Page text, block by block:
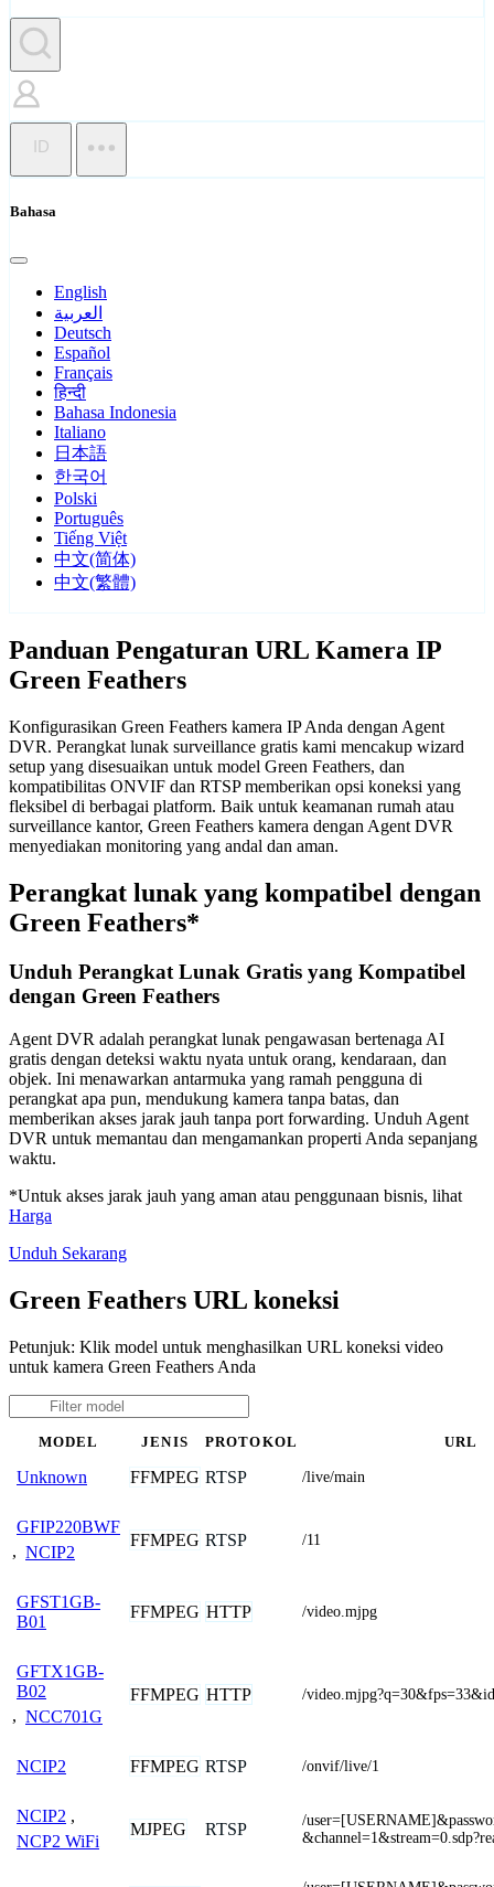
ID
Bahasa
English
العربية
Deutsch
Español
Français
हिन्दी
Bahasa Indonesia
Italiano
日本語
한국어
Polski
Português
Tiếng Việt
中文(简体)
中文(繁體)
Panduan Pengaturan URL Kamera IP
Green Feathers
Konfigurasikan Green Feathers kamera IP Anda dengan Agent
DVR. Perangkat lunak surveillance gratis kami mencakup wizard
setup yang disesuaikan untuk model Green Feathers, dan
kompatibilitas ONVIF dan RTSP memberikan opsi koneksi yang
fleksibel di berbagai platform. Baik untuk keamanan rumah atau
surveillance kantor, Green Feathers kamera dengan Agent DVR
menyediakan monitoring yang andal dan aman.
Perangkat lunak yang kompatibel dengan
Green Feathers*
Unduh Perangkat Lunak Gratis yang Kompatibel
dengan Green Feathers
Agent DVR adalah perangkat lunak pengawasan bertenaga AI
gratis dengan deteksi waktu nyata untuk orang, kendaraan, dan
objek. Ini menawarkan antarmuka yang ramah pengguna di
perangkat apa pun, mendukung kamera tanpa batas, dan
memberikan akses jarak jauh tanpa port forwarding. Unduh Agent
DVR untuk memantau dan mengamankan properti Anda sepanjang
waktu.
*Untuk akses jarak jauh yang aman atau penggunaan bisnis, lihat
Harga
Unduh Sekarang
Green Feathers URL koneksi
Petunjuk: Klik model untuk menghasilkan URL koneksi video
untuk kamera Green Feathers Anda
MODEL JENIS PROTOKOL URL
Unknown FFMPEG RTSP /live/main
GFIP220BWF
, NCIP2
FFMPEG RTSP /11
GFST1GB-
B01
FFMPEG HTTP /video.mjpg
GFTX1GB-
B02
, NCC701G
FFMPEG HTTP /
NCIP2 FFMPEG RTSP /onvif/live/1
NCIP2 ,
NCP2 WiFi
MJPEG RTSP
/